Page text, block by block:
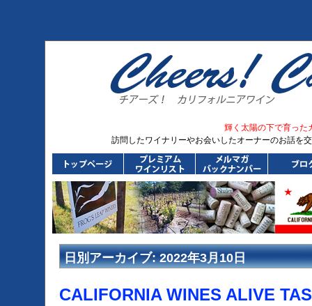
輝く太陽の下で育った
訪問したワイナリーやお会いしたオーナーのお話を
日別アーカイブ:2022年3月10日
CALIFORNIA WINES ALIVE